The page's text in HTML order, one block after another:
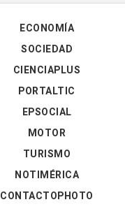
ECONOMÍA
SOCIEDAD
CIENCIAPLUS
PORTALTIC
EPSOCIAL
MOTOR
TURISMO
NOTIMÉRICA
CONTACTOPHOTO